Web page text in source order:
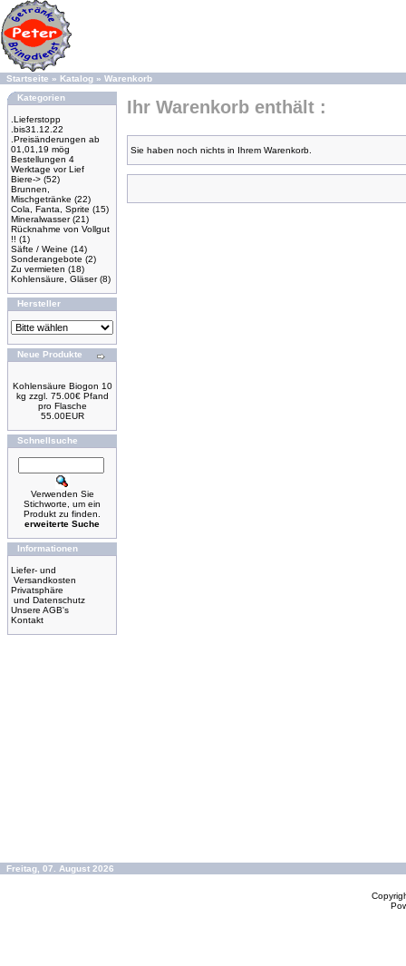
Startseite » Katalog » Warenkorb
Kategorien
.Lieferstopp
.bis31.12.22
.Preisänderungen ab
01,01,19 mög
Bestellungen 4
Werktage vor Lief
Biere-> (52)
Brunnen,
Mischgetränke (22)
Cola, Fanta, Sprite (15)
Mineralwasser(21)
Rücknahme von Vollgut
!! (1)
Säfte / Weine (14)
Sonderangebote (2)
Zu vermieten (18)
Kohlensäure, Gläser(8)
Hersteller
Neue Produkte
Kohlensäure Biogon 10
kg zzgl. 75.00€ Pfand
pro Flasche
55.00EUR
Schnellsuche
Verwenden Sie
Stichworte, um ein
Produkt zu finden.
erweiterte Suche
Informationen
Liefer- und
Versandkosten
Privatsphäre
und Datenschutz
Unsere AGB's
Kontakt
Ihr Warenkorb enthält :
Sie haben noch nichts in Ihrem Warenkorb.
Freitag, 07. August 2026